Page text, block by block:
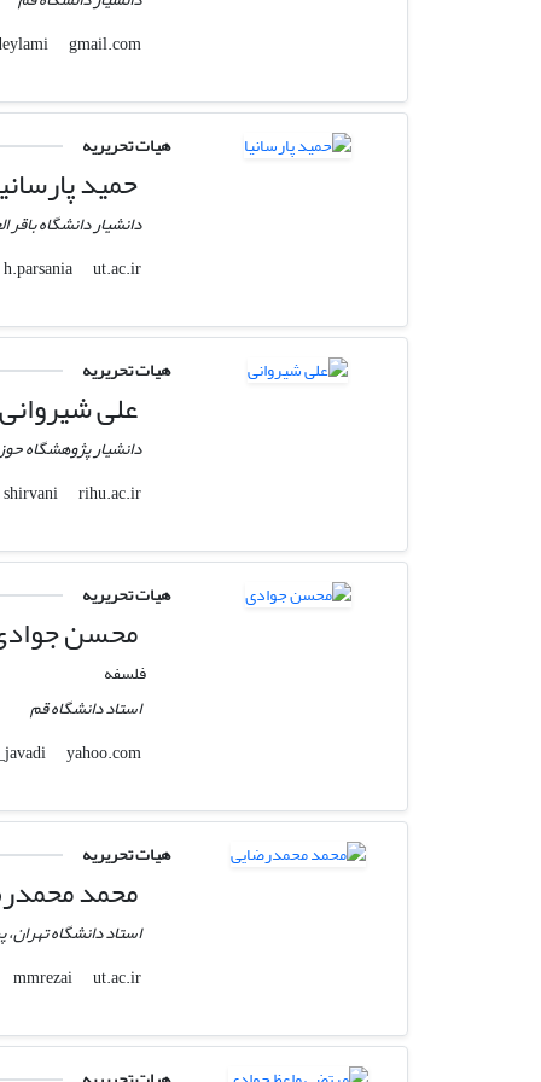
gmail.com
هیات تحریریه
حمید
دانشیار دانشگاه باقر
ut.ac.ir
هیات تحریریه
علی شیروانی
دانشیار پژوهشگاه
rihu.ac.ir
هیات تحریریه
محسن
فلسفه
استاد دانشگاه قم
yahoo.com
هیات تحریریه
محمد
استاد دانشگاه
ut.ac.ir